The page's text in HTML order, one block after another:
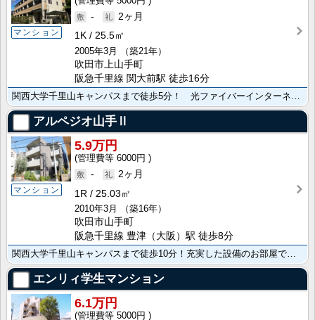
マンション
-
2ヶ月
1K
25.5㎡
2005年3月
（築21年）
吹田市上山手町
阪急千里線 関大前駅 徒歩16分
関西大学千里山キャンパスまで徒歩5分！ 光ファイバーインターネット常時接続無料！
アルペジオ山手Ⅱ
マンション
5.9万円
6000円
-
2ヶ月
1R
25.03㎡
2010年3月
（築16年）
吹田市山手町
阪急千里線 豊津（大阪）駅 徒歩8分
関西大学千里山キャンパスまで徒歩10分！充実した設備のお部屋です！
エンリィ学生マンション
6.1万円
5000円